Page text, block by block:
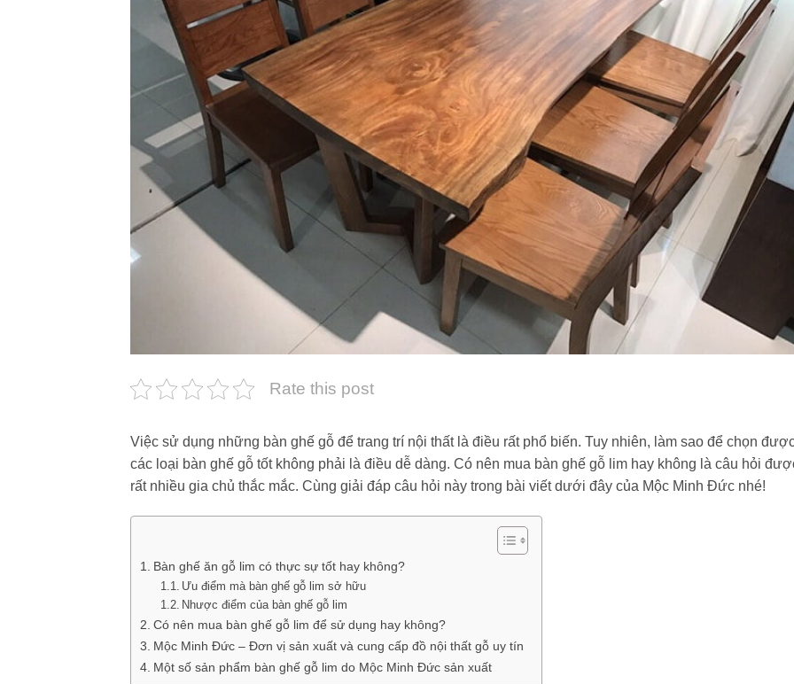
Rate this post
Việc sử dụng những bàn ghế gỗ để trang trí nội thất là điều rất phổ biến. Tuy nhiên, làm sao để chọn
các loại bàn ghế gỗ tốt không phải là điều dễ dàng. Có nên mua bàn ghế gỗ lim hay không là câu hỏi
rất nhiều gia chủ thắc mắc. Cùng giải đáp câu hỏi này trong bài viết dưới đây của Mộc Minh Đức nhé!
Bàn ghế ăn gỗ lim có thực sự tốt hay không?
Ưu điểm mà bàn ghế gỗ lim sở hữu
Nhược điểm của bàn ghế gỗ lim
Có nên mua bàn ghế gỗ lim để sử dụng hay không?
Mộc Minh Đức – Đơn vị sản xuất và cung cấp đồ nội thất gỗ uy tín
Một số sản phẩm bàn ghế gỗ lim do Mộc Minh Đức sản xuất